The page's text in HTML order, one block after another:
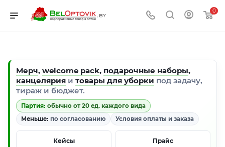
0
Мерч, welcome pack, подарочные наборы,
канцелярия и товары для уборки под задачу,
тираж и бюджет.
Партия: обычно от 20 ед. каждого вида
Меньше: по согласованию Условия оплаты и заказа
Кейсы Прайс